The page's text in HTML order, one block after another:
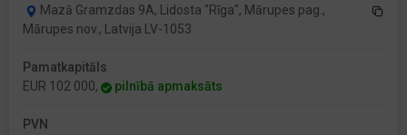
Mazā Gramzdas 9A, Lidosta "Rīga", Mārupes pag.,
Mārupes nov., Latvija LV-1053
Pamatkapitāls
EUR 102 000,
pilnībā apmaksāts
PVN